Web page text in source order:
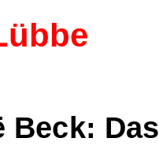
Beck: